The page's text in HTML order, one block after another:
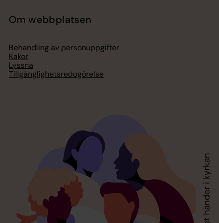
Om webbplatsen
Behandling av personuppgifter
Kakor
Lyssna
Tillgänglighetsredogörelse